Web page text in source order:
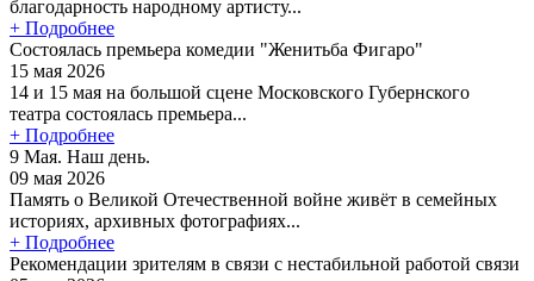
благодарность народному артисту...
+ Подробнее
Состоялась премьера комедии "Женитьба Фигаро"
15 мая 2026
14 и 15 мая на большой сцене Московского Губернского
театра состоялась премьера...
+ Подробнее
9 Мая. Наш день.
09 мая 2026
Память о Великой Отечественной войне живёт в семейных
историях, архивных фотографиях...
+ Подробнее
Рекомендации зрителям в связи с нестабильной работой связи